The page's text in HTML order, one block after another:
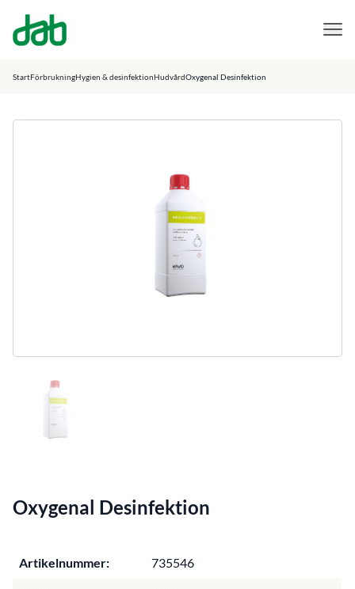
DAB Dental
StartFörbrukningHygien & desinfektionHudvårdOxygenal Desinfektion
Oxygenal Desinfektion
Artikelnummer: 735546